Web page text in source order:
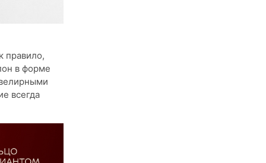
правило,
в форме
всегда